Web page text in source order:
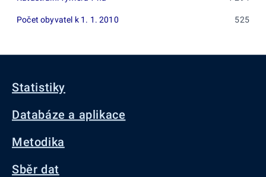
Počet obyvatel k 1. 1. 2010 525
Statistiky
Databáze a aplikace
Metodika
Sběr dat